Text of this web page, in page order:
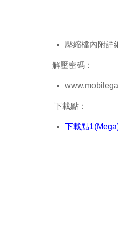
壓縮檔內附詳
解壓密碼：
下載點：
下載點